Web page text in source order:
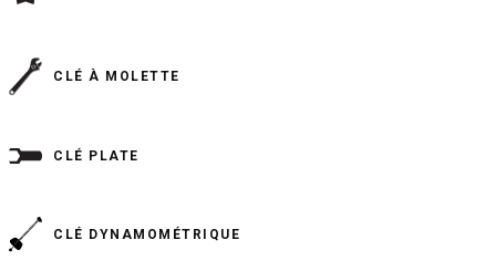
CLÉ À MOLETTE
CLÉ PLATE
CLÉ DYNAMOMÉTRIQUE